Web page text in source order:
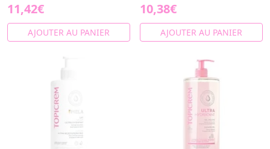
11,42€
AJOUTER AU PANIER
10,38€
AJOUTER AU PANIER